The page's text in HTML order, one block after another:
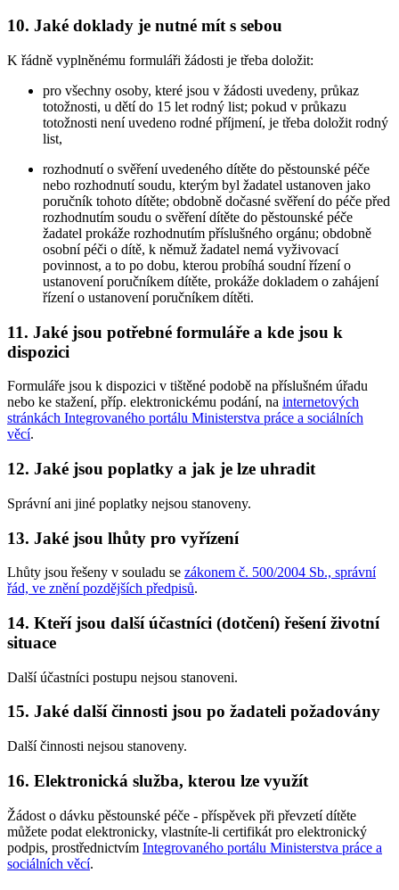
10. Jaké doklady je nutné mít s sebou
K řádně vyplněnému formuláři žádosti je třeba doložit:
pro všechny osoby, které jsou v žádosti uvedeny, průkaz
totožnosti, u dětí do 15 let rodný list; pokud v průkazu
totožnosti není uvedeno rodné příjmení, je třeba doložit rodný
list,
rozhodnutí o svěření uvedeného dítěte do pěstounské péče
nebo rozhodnutí soudu, kterým byl žadatel ustanoven jako
poručník tohoto dítěte; obdobně dočasné svěření do péče před
rozhodnutím soudu o svěření dítěte do pěstounské péče
žadatel prokáže rozhodnutím příslušného orgánu; obdobně
osobní péči o dítě, k němuž žadatel nemá vyživovací
povinnost, a to po dobu, kterou probíhá soudní řízení o
ustanovení poručníkem dítěte, prokáže dokladem o zahájení
řízení o ustanovení poručníkem dítěti.
11. Jaké jsou potřebné formuláře a kde jsou k
dispozici
Formuláře jsou k dispozici v tištěné podobě na příslušném úřadu
nebo ke stažení, příp. elektronickému podání, na internetových
stránkách Integrovaného portálu Ministerstva práce a sociálních
věcí.
12. Jaké jsou poplatky a jak je lze uhradit
Správní ani jiné poplatky nejsou stanoveny.
13. Jaké jsou lhůty pro vyřízení
Lhůty jsou řešeny v souladu se zákonem č. 500/2004 Sb., správní
řád, ve znění pozdějších předpisů.
14. Kteří jsou další účastníci (dotčení) řešení životní
situace
Další účastníci postupu nejsou stanoveni.
15. Jaké další činnosti jsou po žadateli požadovány
Další činnosti nejsou stanoveny.
16. Elektronická služba, kterou lze využít
Žádost o dávku pěstounské péče - příspěvek při převzetí dítěte
můžete podat elektronicky, vlastníte-li certifikát pro elektronický
podpis, prostřednictvím Integrovaného portálu Ministerstva práce a
sociálních věcí.